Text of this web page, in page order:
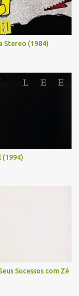
Stereo (1984)
(1994)
Sucessos com Zé